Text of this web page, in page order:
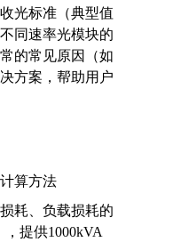
光标准（典型值
同速率光模块的
的常见原因（如
方案，帮助用户
算方法
耗、负载损耗的
，提供1000kVA